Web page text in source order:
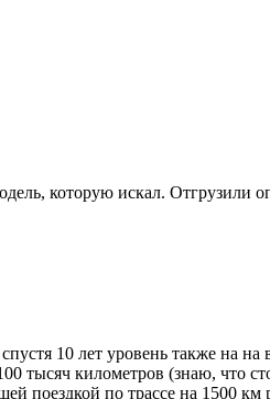
которую искал. Отгрузили
10 лет уровень также на
тысяч километров (знаю, что
поездкой по трассе на